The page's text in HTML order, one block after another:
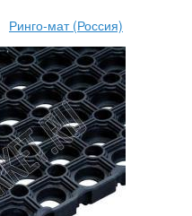
Ринго-мат (Россия)